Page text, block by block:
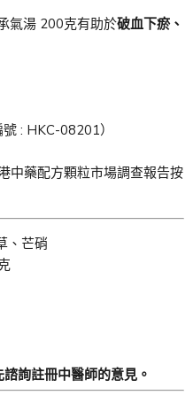
氣湯 200克有助於破血下瘀、
: HKC-08201）
中藥配方顆粒市場調查報告按
、芒硝
詢註冊中醫師的意見。